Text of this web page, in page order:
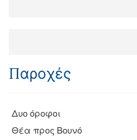
Παροχές
Δυο όροφοι
Θέα προς Βουνό